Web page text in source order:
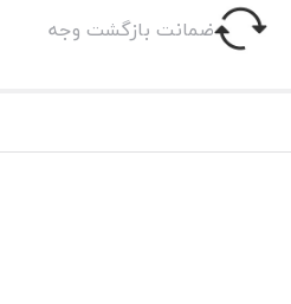
ضمانت بازگشت وجه